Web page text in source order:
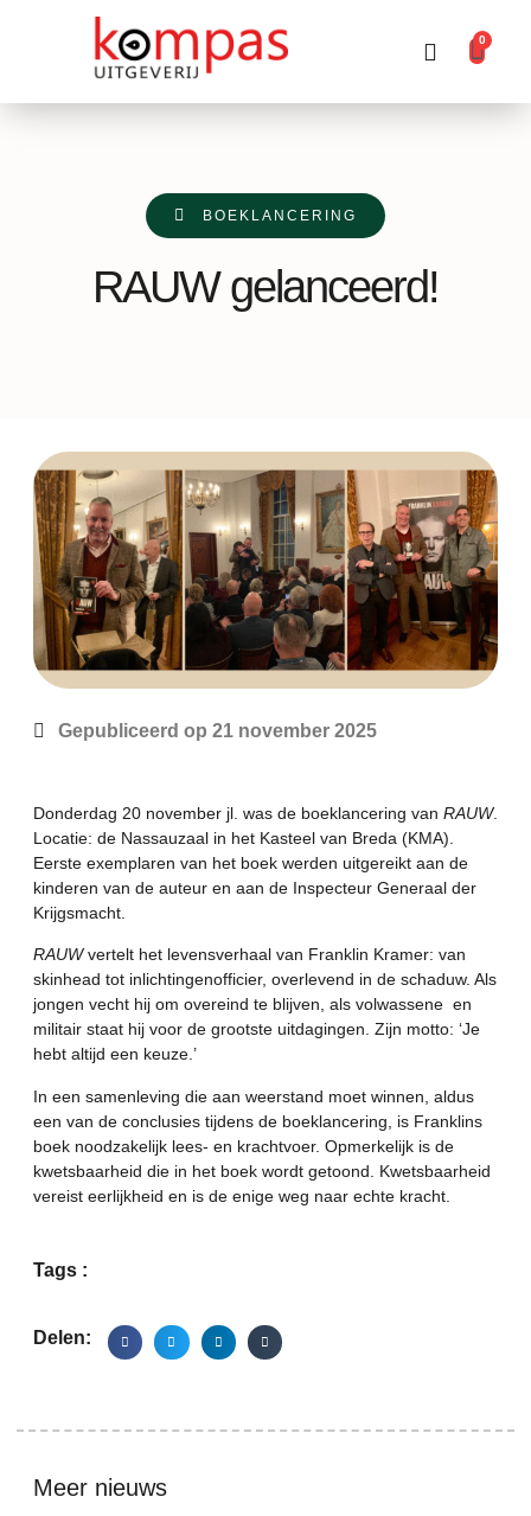
0
BOEKLANCERING
RAUW gelanceerd!
Gepubliceerd op 21 november 2025
Donderdag 20 november jl. was de boeklancering van RAUW.
Locatie: de Nassauzaal in het Kasteel van Breda (KMA).
Eerste exemplaren van het boek werden uitgereikt aan de
kinderen van de auteur en aan de Inspecteur Generaal der
Krijgsmacht.
RAUWvertelt het levensverhaal van Franklin Kramer: van
skinhead tot inlichtingenofficier, overlevend in de schaduw. Als
jongen vecht hij om overeind te blijven, als volwassene en
militair staat hij voor de grootste uitdagingen. Zijn motto: ‘Je
hebt altijd een keuze.’
In een samenleving die aan weerstand moet winnen, aldus
een van de conclusies tijdens de boeklancering, is Franklins
boek noodzakelijk lees- en krachtvoer. Opmerkelijk is de
kwetsbaarheid die in het boek wordt getoond. Kwetsbaarheid
vereist eerlijkheid en is de enige weg naar echte kracht.
Tags :
Delen:
Meer nieuws